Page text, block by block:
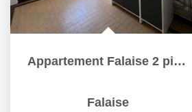
Appartement Falaise 2 pièces 38.39 m2
Falaise